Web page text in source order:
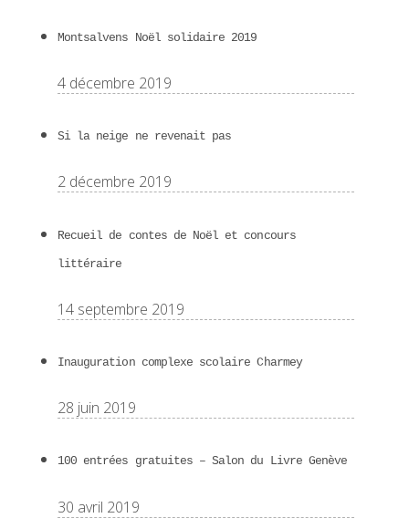
Montsalvens Noël solidaire 2019
4 décembre 2019
Si la neige ne revenait pas
2 décembre 2019
Recueil de contes de Noël et concours
littéraire
14 septembre 2019
Inauguration complexe scolaire Charmey
28 juin 2019
100 entrées gratuites – Salon du Livre Genève
30 avril 2019